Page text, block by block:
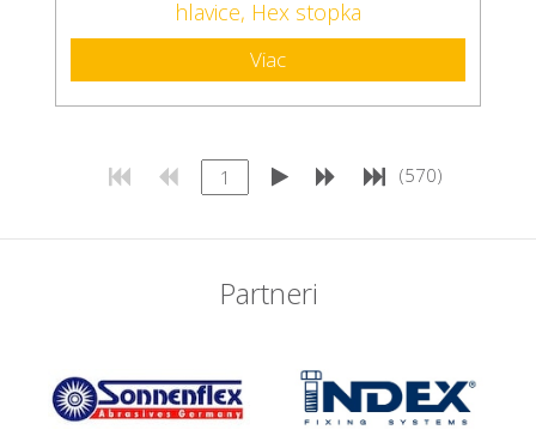
hlavice, Hex stopka
Viac
(570)
Partneri